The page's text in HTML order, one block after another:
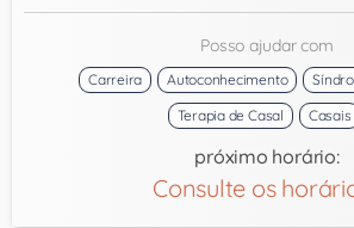
Posso ajudar com
Carreira Autoconhecimento
Terapia de Casal
Casais
próximo horário:
Consulte os